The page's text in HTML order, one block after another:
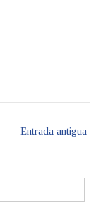
Entrada antigua